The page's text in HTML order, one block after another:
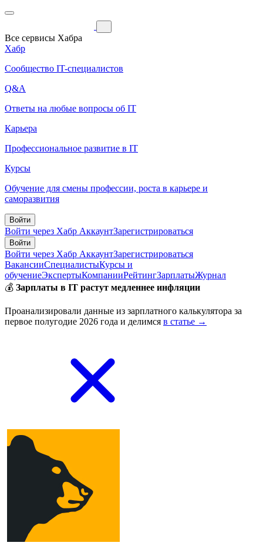
Все сервисы Хабра
Хабр
Сообщество IT-специалистов
Q&A
Ответы на любые вопросы об IT
Карьера
Профессиональное развитие в IT
Курсы
Обучение для смены профессии, роста в карьере и
саморазвития
Войти
Войти через Хабр АккаунтЗарегистрироваться
Войти
Войти через Хабр АккаунтЗарегистрироваться
ВакансииСпециалистыКурсы и
обучениеЭкспертыКомпанииРейтингЗарплатыЖурнал
💰 Зарплаты в IT растут медленнее инфляции
Проанализировали данные из зарплатного калькулятора за
первое полугодие 2026 года и делимся в статье →